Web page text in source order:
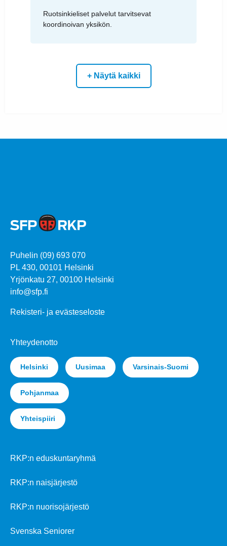
Ruotsinkieliset palvelut tarvitsevat
koordinoivan yksikön.
+ Näytä kaikki
Puhelin (09) 693 070
PL 430, 00101 Helsinki
Yrjönkatu 27, 00100 Helsinki
info@sfp.fi
Rekisteri- ja evästeseloste
Yhteydenotto
Helsinki Uusimaa Varsinais-Suomi
Pohjanmaa
Yhteispiiri
RKP:n eduskuntaryhmä
RKP:n naisjärjestö
RKP:n nuorisojärjestö
Svenska Seniorer